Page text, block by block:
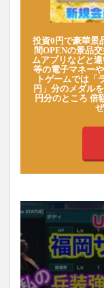
投資0円で豪華景
間OPENの景品
ムアプリなどと
等の電子マネー
トゲームでは「
円」分のメダル
円分のところ 倍